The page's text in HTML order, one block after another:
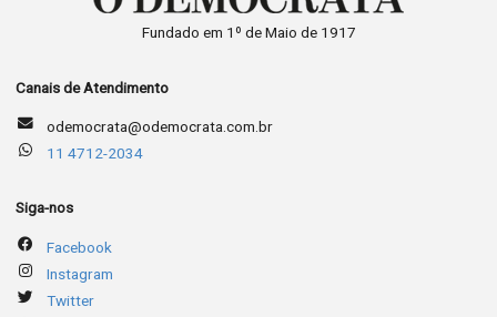
Fundado em 1º de Maio de 1917
Canais de Atendimento
odemocrata@odemocrata.com.br
11 4712-2034
Siga-nos
Facebook
Instagram
Twitter